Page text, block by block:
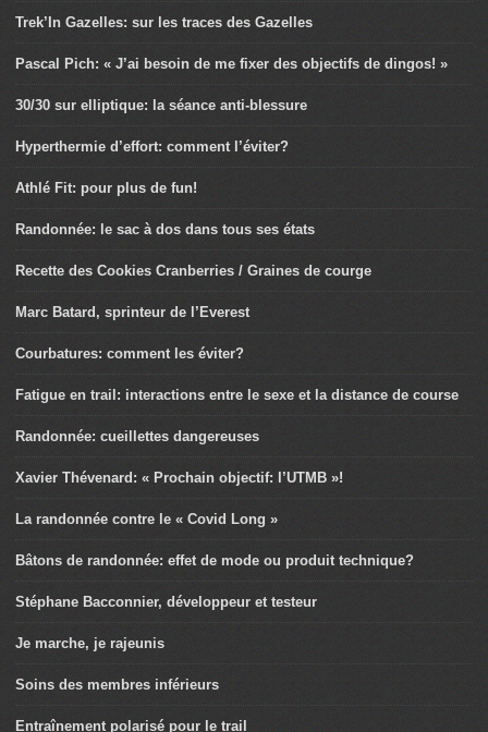
Trek’In Gazelles: sur les traces des Gazelles
Pascal Pich: « J’ai besoin de me fixer des objectifs de dingos! »
30/30 sur elliptique: la séance anti-blessure
Hyperthermie d’effort: comment l’éviter?
Athlé Fit: pour plus de fun!
Randonnée: le sac à dos dans tous ses états
Recette des Cookies Cranberries / Graines de courge
Marc Batard, sprinteur de l’Everest
Courbatures: comment les éviter?
Fatigue en trail: interactions entre le sexe et la distance de course
Randonnée: cueillettes dangereuses
Xavier Thévenard: « Prochain objectif: l’UTMB »!
La randonnée contre le « Covid Long »
Bâtons de randonnée: effet de mode ou produit technique?
Stéphane Bacconnier, développeur et testeur
Je marche, je rajeunis
Soins des membres inférieurs
Entraînement polarisé pour le trail